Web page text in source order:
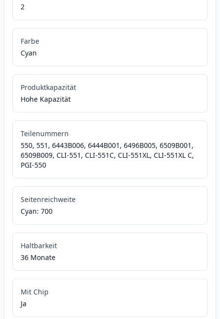
2
Farbe
Cyan
Produktkapazität
Hohe Kapazität
Teilenummern
550, 551, 6443B006, 6444B001, 6496B005, 6509B001,
6509B009, CLI-551, CLI-551C, CLI-551XL, CLI-551XL C,
PGI-550
Seitenreichweite
Cyan: 700
Haltbarkeit
36 Monate
Mit Chip
Ja